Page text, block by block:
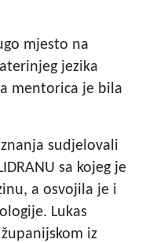
mjesto na
jezika
mentorica je bila
sudjelovali
sa kojeg je
a osvojila je i
Lukas
iz